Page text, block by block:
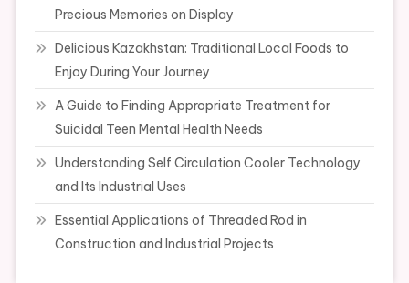
Precious Memories on Display
Delicious Kazakhstan: Traditional Local Foods to
Enjoy During Your Journey
A Guide to Finding Appropriate Treatment for
Suicidal Teen Mental Health Needs
Understanding Self Circulation Cooler Technology
and Its Industrial Uses
Essential Applications of Threaded Rod in
Construction and Industrial Projects